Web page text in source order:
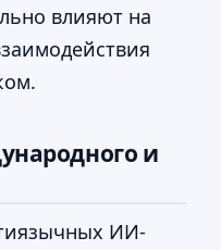
влияют на
и
ИИ-